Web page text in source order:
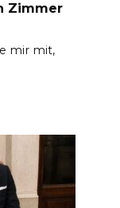
Zimmer
mir mit,